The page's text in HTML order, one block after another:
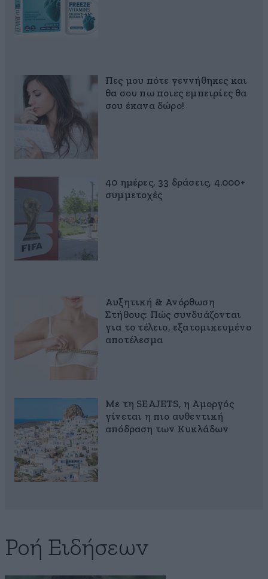
Πες μου πότε γεννήθηκες και
θα σου πω ποιες εμπειρίες θα
σου έκανα δώρο!
40 ημέρες, 33 δράσεις, 4.000+
συμμετοχές
Αυξητική & Ανόρθωση
Στήθους: Πώς συνδυάζονται
για το τέλειο, εξατομικευμένο
αποτέλεσμα
Με τη SEAJETS, η Αμοργός
γίνεται η πιο αυθεντική
απόδραση των Κυκλάδων
Ροή Ειδήσεων